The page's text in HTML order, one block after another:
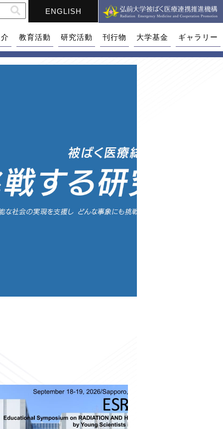
ENGLISH
教育活動 研究活動 刊行物 大学基金 ギャラリー